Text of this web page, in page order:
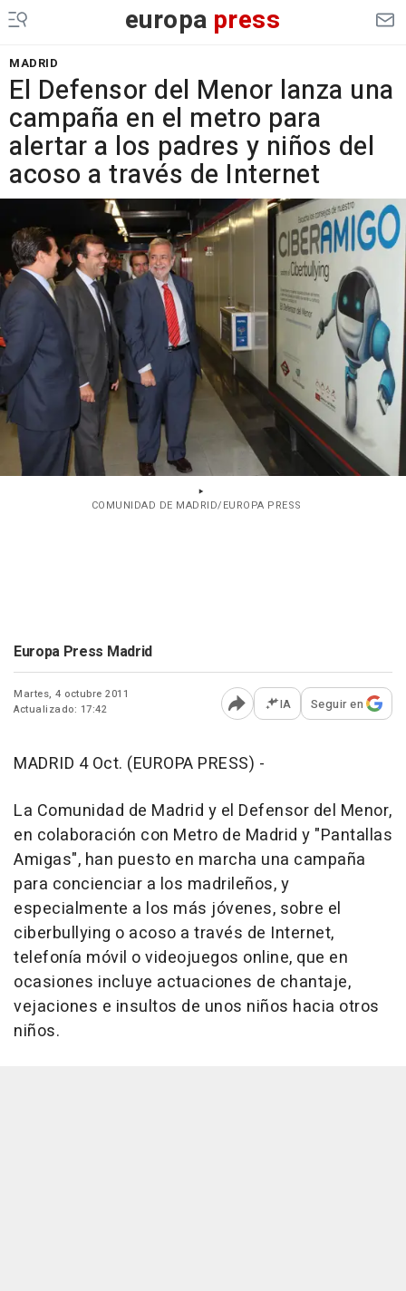
europa press
MADRID
El Defensor del Menor lanza una
campaña en el metro para
alertar a los padres y niños del
acoso a través de Internet
COMUNIDAD DE MADRID/EUROPA PRESS
Europa Press Madrid
Martes, 4 octubre 2011
Actualizado: 17:42
Abrir opciones para
IA Seguir en
MADRID 4 Oct. (EUROPA PRESS) -
La Comunidad de Madrid y el Defensor del Menor,
en colaboración con Metro de Madrid y "Pantallas
Amigas", han puesto en marcha una campaña
para concienciar a los madrileños, y
especialmente a los más jóvenes, sobre el
ciberbullying o acoso a través de Internet,
telefonía móvil o videojuegos online, que en
ocasiones incluye actuaciones de chantaje,
vejaciones e insultos de unos niños hacia otros
niños.